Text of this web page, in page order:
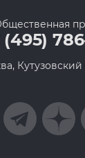
(495)
Кутузовский